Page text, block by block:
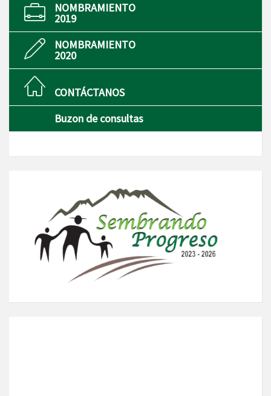
NOMBRAMIENTO
2019
NOMBRAMIENTO
2020
CONTÁCTANOS
Buzon de consultas